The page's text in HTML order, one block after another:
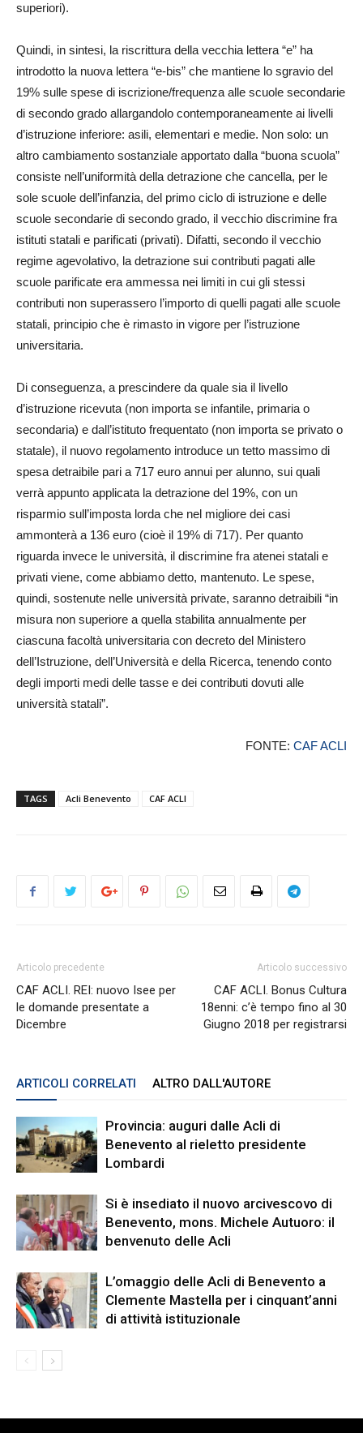
superiori).
Quindi, in sintesi, la riscrittura della vecchia lettera “e” ha
introdotto la nuova lettera “e-bis” che mantiene lo sgravio del
19% sulle spese di iscrizione/frequenza alle scuole secondarie
di secondo grado allargandolo contemporaneamente ai livelli
d’istruzione inferiore: asili, elementari e medie. Non solo: un
altro cambiamento sostanziale apportato dalla “buona scuola”
consiste nell’uniformità della detrazione che cancella, per le
sole scuole dell’infanzia, del primo ciclo di istruzione e delle
scuole secondarie di secondo grado, il vecchio discrimine fra
istituti statali e parificati (privati). Difatti, secondo il vecchio
regime agevolativo, la detrazione sui contributi pagati alle
scuole parificate era ammessa nei limiti in cui gli stessi
contributi non superassero l’importo di quelli pagati alle scuole
statali, principio che è rimasto in vigore per l’istruzione
universitaria.
Di conseguenza, a prescindere da quale sia il livello
d’istruzione ricevuta (non importa se infantile, primaria o
secondaria) e dall’istituto frequentato (non importa se privato o
statale), il nuovo regolamento introduce un tetto massimo di
spesa detraibile pari a 717 euro annui per alunno, sui quali
verrà appunto applicata la detrazione del 19%, con un
risparmio sull’imposta lorda che nel migliore dei casi
ammonterà a 136 euro (cioè il 19% di 717). Per quanto
riguarda invece le università, il discrimine fra atenei statali e
privati viene, come abbiamo detto, mantenuto. Le spese,
quindi, sostenute nelle università private, saranno detraibili “in
misura non superiore a quella stabilita annualmente per
ciascuna facoltà universitaria con decreto del Ministero
dell’Istruzione, dell’Università e della Ricerca, tenendo conto
degli importi medi delle tasse e dei contributi dovuti alle
università statali”.
FONTE: CAF ACLI
TAGS Acli Benevento CAF ACLI
Articolo precedente
CAF ACLI. REI: nuovo Isee per
le domande presentate a
Dicembre
Articolo successivo
CAF ACLI. Bonus Cultura
18enni: c’è tempo fino al 30
Giugno 2018 per registrarsi
ARTICOLI CORRELATI ALTRO DALL'AUTORE
Provincia: auguri dalle Acli di
Benevento al rieletto presidente
Lombardi
Si è insediato il nuovo arcivescovo di
Benevento, mons. Michele Autuoro: il
benvenuto delle Acli
L’omaggio delle Acli di Benevento a
Clemente Mastella per i cinquant’anni
di attività istituzionale